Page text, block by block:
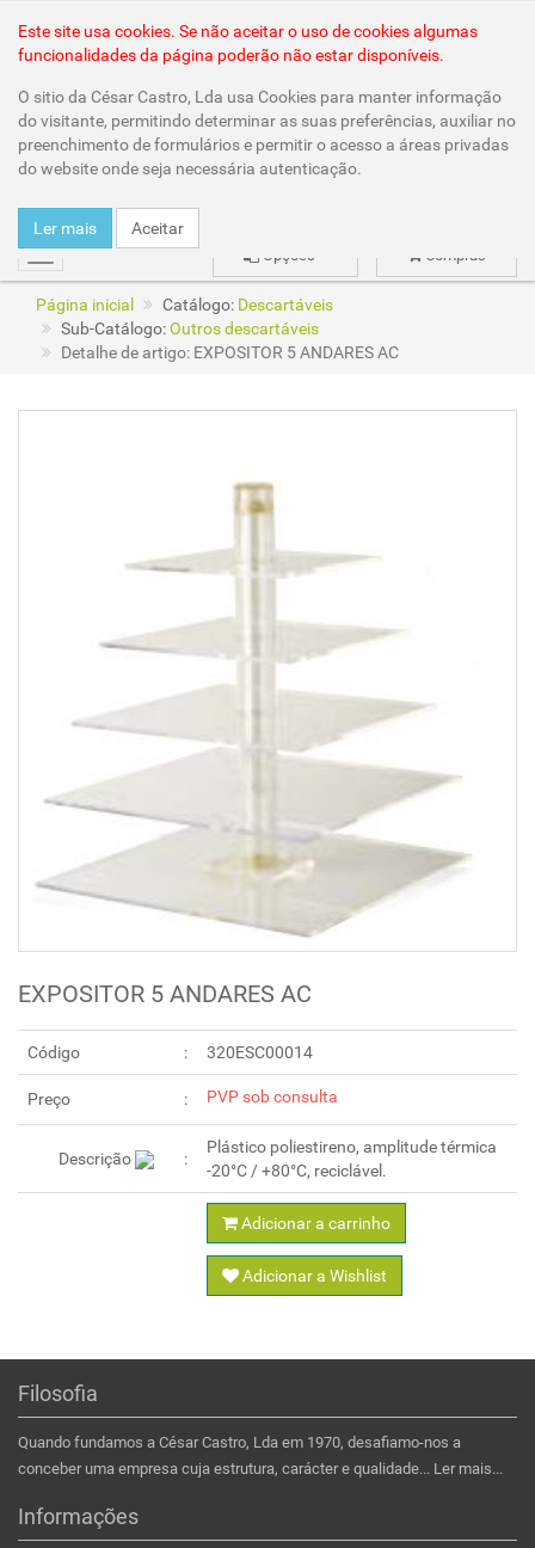
mudar Compras
Opções
Este site usa cookies. Se não aceitar o uso de cookies algumas
funcionalidades da página poderão não estar disponíveis.
O sitio da César Castro, Lda usa Cookies para manter informação
do visitante, permitindo determinar as suas preferências, auxiliar no
preenchimento de formulários e permitir o acesso a áreas privadas
do website onde seja necessária autenticação.
Ler mais Aceitar
Página inicial Catálogo: Descartáveis
Sub-Catálogo:Outros descartáveis
Detalhe de artigo: EXPOSITOR 5 ANDARES AC
EXPOSITOR 5 ANDARES AC
Código 320ESC00014
Preço PVP sob consulta
Descrição
Plástico poliestireno, amplitude térmica
Adicionar a carrinho
Adicionar a Wishlist
Filosofia
Quando fundamos a César Castro, Lda em 1970, desafiamo-nos a
conceber uma empresa cuja estrutura, carácter e qualidade... Ler mais...
Informações